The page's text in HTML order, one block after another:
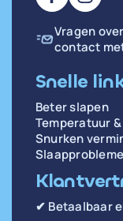
Vragen
contact
Snelle
Beter slapen
Temperatuur
Snurken
✔ Betaalbaar